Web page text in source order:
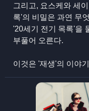
그리고, 요스케와 세
록'의 비밀은 과연 무
'20세기 전기 목록'을
부풀어 오른다.
이것은 '재생'의 이야